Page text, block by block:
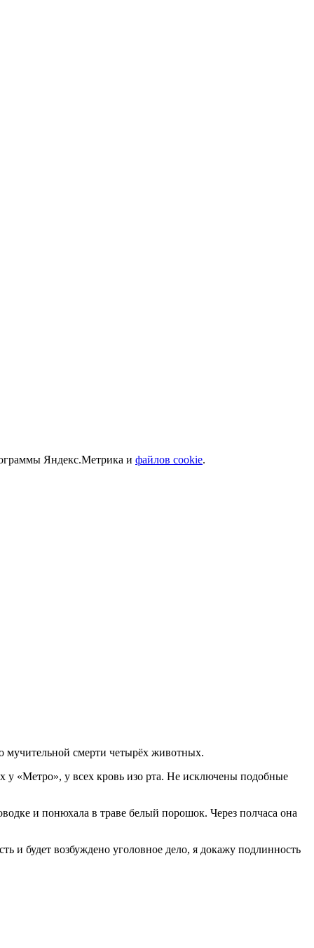
Яндекс.Метрика и файлов cookie.
мучительной смерти четырёх животных.
у «Метро», у всех кровь изо рта. Не исключены подобные
и понюхала в траве белый порошок. Через полчаса она
и будет возбуждено уголовное дело, я докажу подлинность